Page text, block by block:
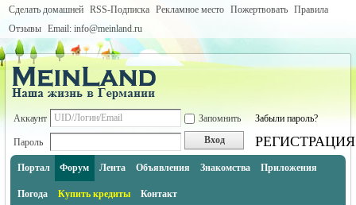
Сделать домашней RSS-Подписка Рекламное место Пожертвовать Правила
Отзывы Email: info@meinland.ru
Аккаунт Запомнить Забыли пароль?
Пароль Вход РЕГИСТРАЦИЯ
Портал Форум Лента Объявления Знакомства Приложения
Погода Купить кредиты Контакт